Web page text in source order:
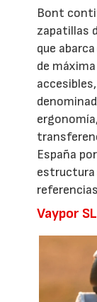
Bont
zapatillas
que
de
España
estructura
Vaypor SL